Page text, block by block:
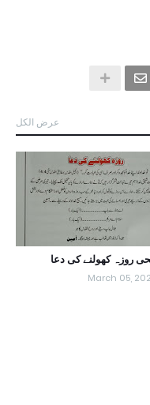
عرض الكل
روزہ کھولنے کی دعا
March 05,